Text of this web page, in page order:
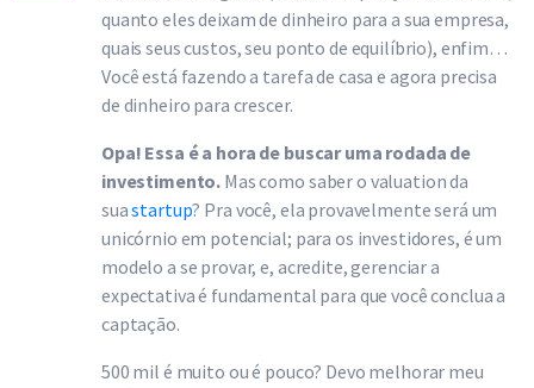
quanto eles deixam de dinheiro para a sua empresa,
quais seus custos, seu ponto de equilíbrio), enfim…
Você está fazendo a tarefa de casa e agora precisa
de dinheiro para crescer.
Opa! Essa é a hora de buscar uma rodada de
investimento. Mas como saber o valuation da
suastartup? Pra você, ela provavelmente será um
unicórnio em potencial; para os investidores, é um
modelo a se provar, e, acredite, gerenciar a
expectativa é fundamental para que você conclua a
captação.
500 mil é muito ou é pouco? Devo melhorar meu